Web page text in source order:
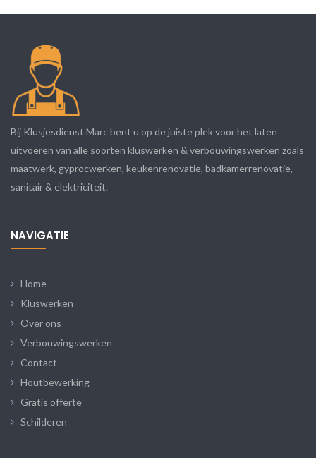
Bij Klusjesdienst Marc bent u op de juiste plek voor het laten
uitvoeren van alle soorten kluswerken & verbouwingswerken zoals
maatwerk, gyprocwerken, keukenrenovatie, badkamerrenovatie,
sanitair & elektriciteit.
NAVIGATIE
Home
Kluswerken
Over ons
Verbouwingswerken
Contact
Houtbewerking
Gratis offerte
Schilderen